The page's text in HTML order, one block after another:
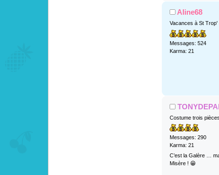
Aline68
Vacances à St Trop'
Messages: 524
Karma: 21
Costume trois
Messages: 290
Karma: 21
C’est la Galère …
Misère ! 😁